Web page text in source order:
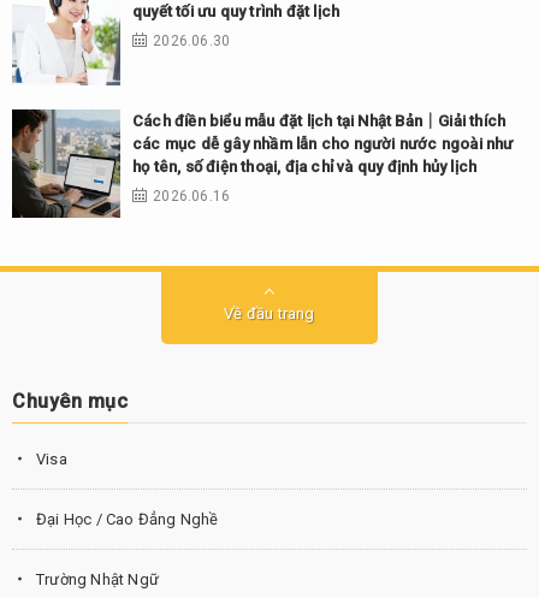
quyết tối ưu quy trình đặt lịch
2026.06.30
Cách điền biểu mẫu đặt lịch tại Nhật Bản｜Giải thích
các mục dễ gây nhầm lẫn cho người nước ngoài như
họ tên, số điện thoại, địa chỉ và quy định hủy lịch
2026.06.16
Về đầu trang
Chuyên mục
Visa
Đại Học / Cao Đẳng Nghề
Trường Nhật Ngữ